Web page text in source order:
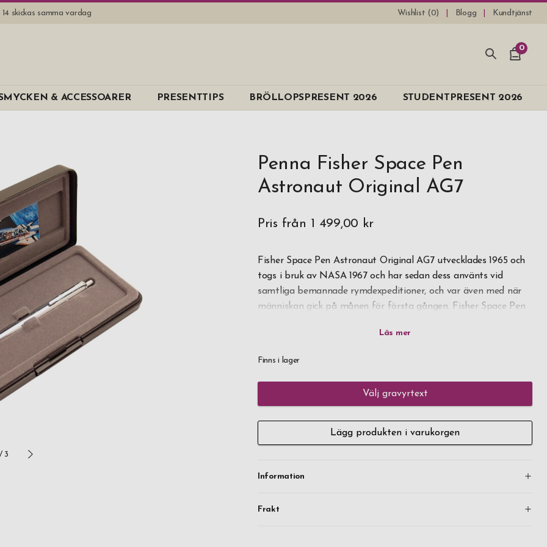
skickas samma vardag Wishlist (0) Blogg Kundtjänst
0
& ACCESSOARER PRESENTTIPS BRÖLLOPSPRESENT 2026 STUDENTPRESENT 2026
3
Penna Fisher Space Pen
Astronaut Original AG7
Pris från 1 499,00 kr
Fisher Space Pen Astronaut Original AG7 utvecklades 1965 och
togs i bruk av NASA 1967 och har sedan dess använts vid
samtliga bemannade rymdexpeditioner, och var även med när
människan gick på månen för första gången. Fisher Space Pen
pappersytor, upp och ner, och i extrem kyla och hetta. Så för
Pen den ultimata pennan!
Om du använder pennor för vardagsbruk så må detta vara ren
historiskt signifikant och dessutom pålitlig penna. Lägg till
personlig gravyr och du har en unik present till dig själv eller
består av förkromad mässing och högkvalitativa komponenter.
Finns i lager
Välj gravyrtext
Lägg produkten i varukorgen
Information
Frakt